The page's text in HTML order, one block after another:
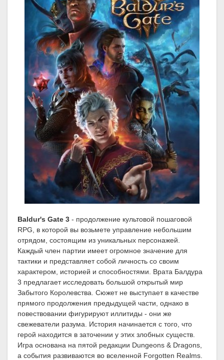
Baldur's Gate 3 - продолжение культовой пошаговой
RPG, в которой вы возьмете управление небольшим
отрядом, состоящим из уникальных персонажей.
Каждый член партии имеет огромное значение для
тактики и представляет собой личность со своим
характером, историей и способностями. Врата Балдура
3 предлагает исследовать большой открытый мир
Забытого Королевства. Сюжет не выступает в качестве
прямого продолжения предыдущей части, однако в
повествовании фигурируют иллитиды - они же
свежеватели разума. История начинается с того, что
герой находится в заточении у этих злобных существ.
Игра основана на пятой редакции Dungeons & Dragons,
а события развиваются во вселенной Forgotten Realms.